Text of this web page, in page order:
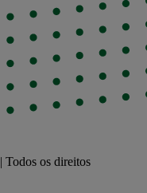
os direitos